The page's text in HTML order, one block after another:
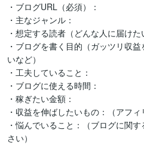
・ブログURL（必須）：
・主なジャンル：
・想定する読者（どんな人に届けた
・ブログを書く目的（ガッツリ収
いなど）
・工夫していること：
・ブログに使える時間：
・稼ぎたい金額：
・収益を伸ばしたいもの：（アフィ
・悩んでいること：（ブログに関
さい）